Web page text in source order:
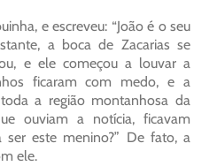
e escreveu: “João é o seu
a boca de Zacarias se
e ele começou a louvar a
ficaram com medo, e a
a região montanhosa da
ouviam a notícia, ficavam
ser este menino?” De fato, a
ele.